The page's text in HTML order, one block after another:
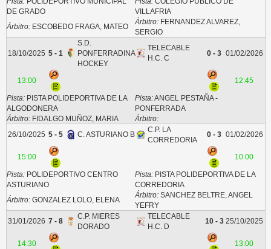
DE GRADO
VILLAFRIA
Árbitro:ESCOBEDO FRAGA, MATEO
Árbitro:FERNANDEZ ALVAREZ,
SERGIO
18/10/2025 5 - 1
S.D.
PONFERRADINA
HOCKEY
TELECABLE
H.C. C
0 - 3 01/02/2026
13:00 12:45
Pista:PISTA POLIDEPORTIVA DE LA
ALGODONERA
Pista:ANGEL PESTAÑA -
PONFERRADA
Árbitro:FIDALGO MUÑOZ, MARIA
Árbitro:
26/10/2025 5 - 5 C. ASTURIANO B
C.P. LA
CORREDORIA
0 - 3 01/02/2026
15:00 10.00
Pista:POLIDEPORTIVO CENTRO
ASTURIANO
Pista:PISTA POLIDEPORTIVA DE LA
CORREDORIA
Árbitro:GONZALEZ LOLO, ELENA
Árbitro:SANCHEZ BELTRE, ANGEL
YEFRY
31/01/2026 7 - 8
C.P. MIERES
DORADO
TELECABLE
H.C. D
10 - 3 25/10/2025
14:30 13:00